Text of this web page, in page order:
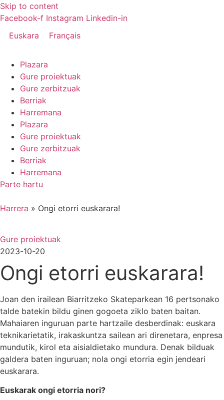
Skip to content
Facebook-f Instagram Linkedin-in
Euskara
Français
Plazara
Gure proiektuak
Gure zerbitzuak
Berriak
Harremana
Plazara
Gure proiektuak
Gure zerbitzuak
Berriak
Harremana
Parte hartu
Harrera » Ongi etorri euskarara!
Gure proiektuak
2023-10-20
Ongi etorri euskarara!
Joan den irailean Biarritzeko Skateparkean 16 pertsonako
talde batekin bildu ginen gogoeta ziklo baten baitan.
Mahaiaren inguruan parte hartzaile desberdinak: euskara
teknikarietatik, irakaskuntza sailean ari direnetara, enpresa
mundutik, kirol eta aisialdietako mundura. Denak bilduak
galdera baten inguruan; nola ongi etorria egin jendeari
euskarara.
Euskarak ongi etorria nori?